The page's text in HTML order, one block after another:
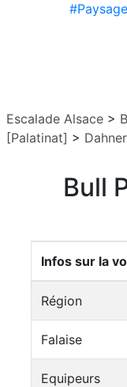
Escalade Alsace >
[Palatinat] >
Bull
Infos sur la
Région
Falaise
Equipeurs